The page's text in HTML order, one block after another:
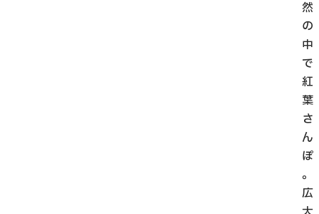
然
の
中
で
紅
葉
さ
ん
ぽ
。
広